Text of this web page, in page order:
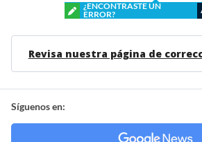
¿ENCONTRASTE UN
ERROR?
Revisa nuestra página de
Síguenos en: